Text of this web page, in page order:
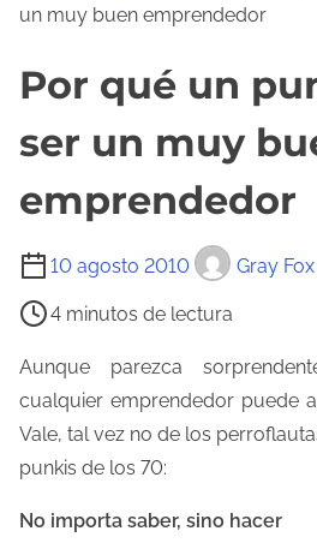
un muy buen emprendedor
Por qué un
ser un muy
emprendedor
10 agosto 2010 Gray Fox
T
e
m
p
o
d
l
4 minutos de lectura
Aunque parezca
cualquier emprendedor puede
Vale, tal vez no de los
punkis de los 70:
No importa saber, sino hacer